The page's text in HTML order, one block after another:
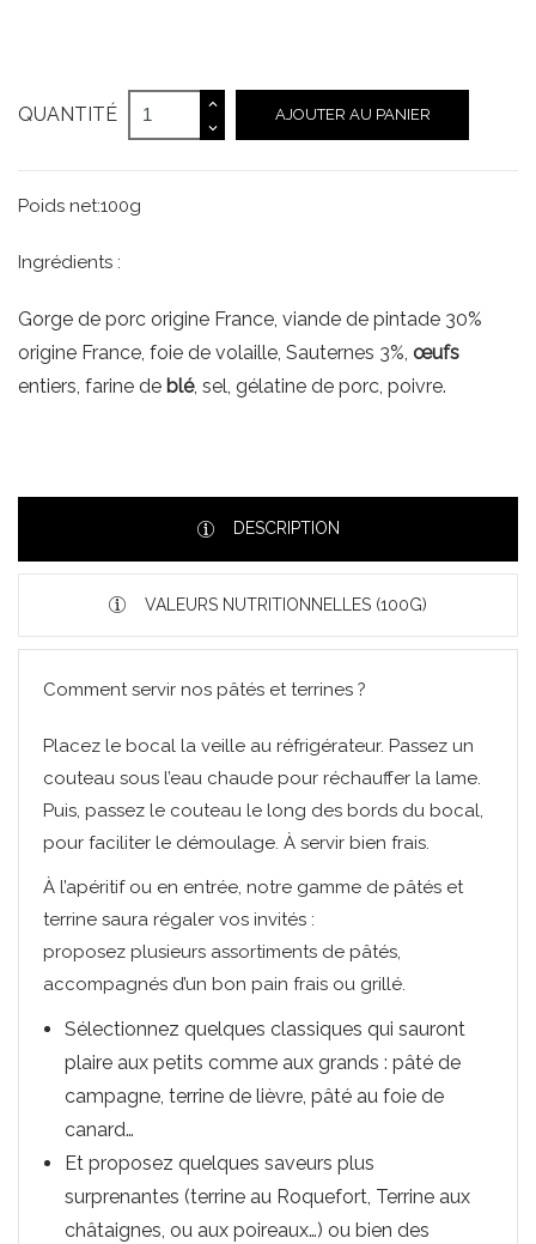
QUANTITÉ AJOUTER AU PANIER
Poids net:100g
Ingrédients :
Gorge de porc origine France, viande de pintade 30%
origine France, foie de volaille, Sauternes 3%, œufs
entiers, farine de blé, sel, gélatine de porc, poivre.
DESCRIPTION
VALEURS NUTRITIONNELLES (100G)
Comment servir nos pâtés et terrines ?
Placez le bocal la veille au réfrigérateur. Passez un
couteau sous l’eau chaude pour réchauffer la lame.
Puis, passez le couteau le long des bords du bocal,
pour faciliter le démoulage. À servir bien frais.
À l’apéritif ou en entrée, notre gamme de pâtés et
terrine saura régaler vos invités :
proposez plusieurs assortiments de pâtés,
accompagnés d’un bon pain frais ou grillé.
Sélectionnez quelques classiques qui sauront
plaire aux petits comme aux grands : pâté de
campagne, terrine de lièvre, pâté au foie de
canard…
Et proposez quelques saveurs plus
surprenantes (terrine au Roquefort, Terrine aux
châtaignes, ou aux poireaux…) ou bien des